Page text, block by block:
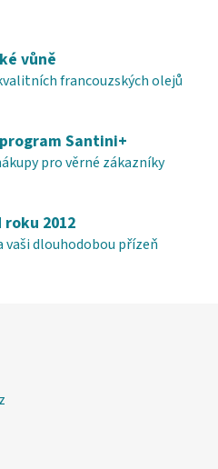
k
y
p
i
vůně
francouzských olejů
Santini+
pro věrné zákazníky
2012
vaši dlouhodobou přízeň